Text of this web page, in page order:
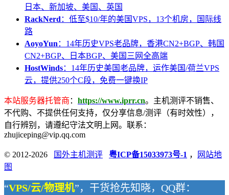
日本、新加坡、美国、英国
RackNerd ：低至$10/年的美国VPS，13个机房，国际线
路
AoyoYun ：14年历史VPS老品牌，香港CN2+BGP、韩国
CN2+BGP、日本BGP、美国三网全高端
HostWinds：14年历史美国老品牌，运作美国/荷兰VPS
云，提供250个C段，免费一键换IP
本站服务器托管商 ： https://www.iprr.cn。主机测评不销售、
不代购、不提供任何支持，仅分享信息/测评（有时效性），
自行辨别，请遵纪守法文明上网。联系：
zhujiceping@vip.qq.com
© 2012-2026 国外主机测评 粤ICP备15033973号-1 ，
网站地
图
“VPS/云/物理机”，干货抢先知晓，QQ群：